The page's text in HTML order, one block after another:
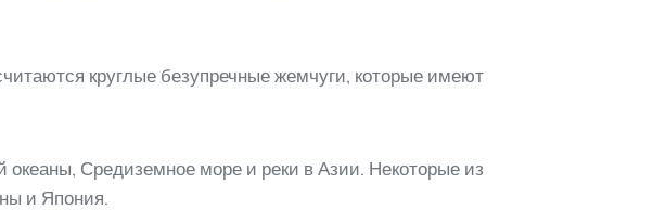
круглые безупречные жемчуги, которые имеют
Средиземное море и реки в Азии. Некоторые из
и Япония.